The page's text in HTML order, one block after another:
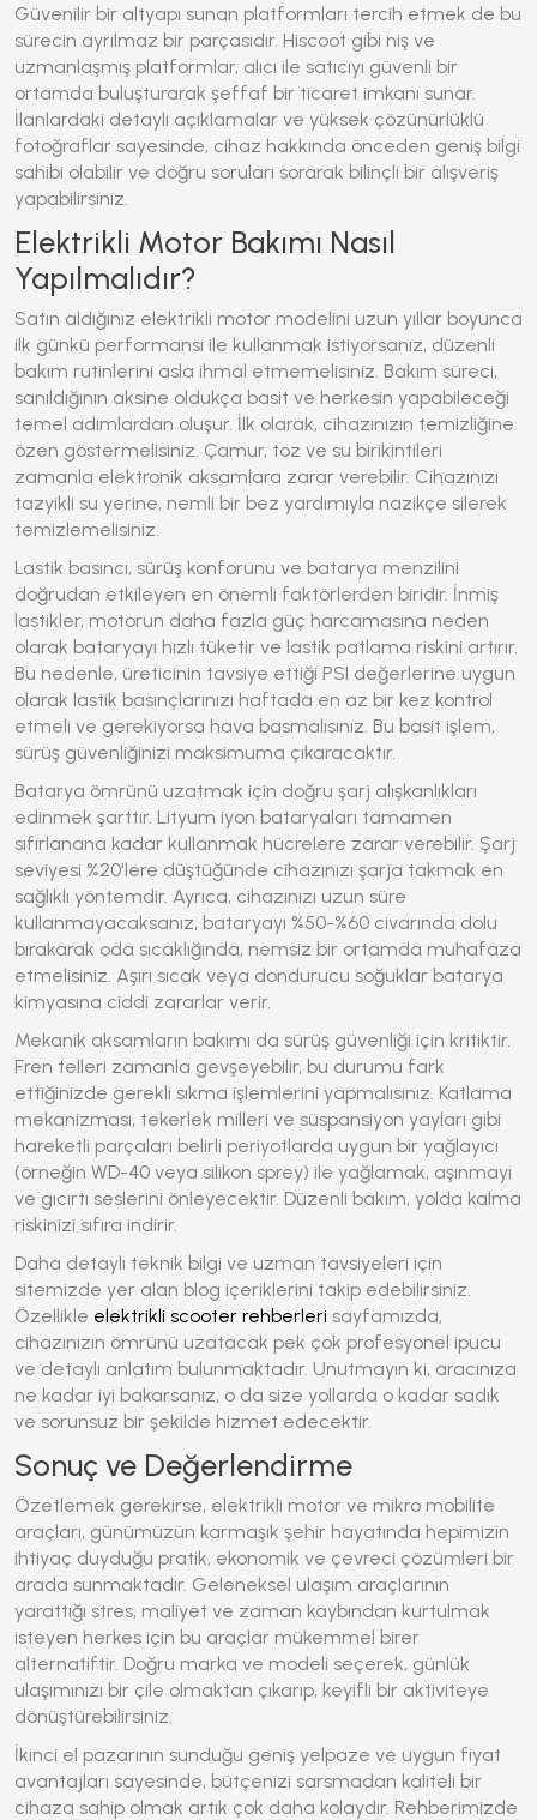
Güvenilir bir altyapı sunan platformları tercih etmek de bu
sürecin ayrılmaz bir parçasıdır. Hiscoot gibi niş ve
uzmanlaşmış platformlar, alıcı ile satıcıyı güvenli bir
ortamda buluşturarak şeffaf bir ticaret imkanı sunar.
İlanlardaki detaylı açıklamalar ve yüksek çözünürlüklü
fotoğraflar sayesinde, cihaz hakkında önceden geniş bilgi
sahibi olabilir ve doğru soruları sorarak bilinçli bir alışveriş
yapabilirsiniz.
Elektrikli Motor Bakımı Nasıl
Yapılmalıdır?
Satın aldığınız elektrikli motor modelini uzun yıllar boyunca
ilk günkü performansı ile kullanmak istiyorsanız, düzenli
bakım rutinlerini asla ihmal etmemelisiniz. Bakım süreci,
sanıldığının aksine oldukça basit ve herkesin yapabileceği
temel adımlardan oluşur. İlk olarak, cihazınızın temizliğine
özen göstermelisiniz. Çamur, toz ve su birikintileri
zamanla elektronik aksamlara zarar verebilir. Cihazınızı
tazyikli su yerine, nemli bir bez yardımıyla nazikçe silerek
temizlemelisiniz.
Lastik basıncı, sürüş konforunu ve batarya menzilini
doğrudan etkileyen en önemli faktörlerden biridir. İnmiş
lastikler, motorun daha fazla güç harcamasına neden
olarak bataryayı hızlı tüketir ve lastik patlama riskini artırır.
Bu nedenle, üreticinin tavsiye ettiği PSI değerlerine uygun
olarak lastik basınçlarınızı haftada en az bir kez kontrol
etmeli ve gerekiyorsa hava basmalısınız. Bu basit işlem,
sürüş güvenliğinizi maksimuma çıkaracaktır.
Batarya ömrünü uzatmak için doğru şarj alışkanlıkları
edinmek şarttır. Lityum iyon bataryaları tamamen
sıfırlanana kadar kullanmak hücrelere zarar verebilir. Şarj
seviyesi %20'lere düştüğünde cihazınızı şarja takmak en
sağlıklı yöntemdir. Ayrıca, cihazınızı uzun süre
kullanmayacaksanız, bataryayı %50-%60 civarında dolu
bırakarak oda sıcaklığında, nemsiz bir ortamda muhafaza
etmelisiniz. Aşırı sıcak veya dondurucu soğuklar batarya
kimyasına ciddi zararlar verir.
Mekanik aksamların bakımı da sürüş güvenliği için kritiktir.
Fren telleri zamanla gevşeyebilir, bu durumu fark
ettiğinizde gerekli sıkma işlemlerini yapmalısınız. Katlama
mekanizması, tekerlek milleri ve süspansiyon yayları gibi
hareketli parçaları belirli periyotlarda uygun bir yağlayıcı
(örneğin WD-40 veya silikon sprey) ile yağlamak, aşınmayı
ve gıcırtı seslerini önleyecektir. Düzenli bakım, yolda kalma
riskinizi sıfıra indirir.
Daha detaylı teknik bilgi ve uzman tavsiyeleri için
sitemizde yer alan blog içeriklerini takip edebilirsiniz.
Özellikle elektrikli scooter rehberleri sayfamızda,
cihazınızın ömrünü uzatacak pek çok profesyonel ipucu
ve detaylı anlatım bulunmaktadır. Unutmayın ki, aracınıza
ne kadar iyi bakarsanız, o da size yollarda o kadar sadık
ve sorunsuz bir şekilde hizmet edecektir.
Sonuç ve Değerlendirme
Özetlemek gerekirse, elektrikli motor ve mikro mobilite
araçları, günümüzün karmaşık şehir hayatında hepimizin
ihtiyaç duyduğu pratik, ekonomik ve çevreci çözümleri bir
arada sunmaktadır. Geleneksel ulaşım araçlarının
yarattığı stres, maliyet ve zaman kaybından kurtulmak
isteyen herkes için bu araçlar mükemmel birer
alternatiftir. Doğru marka ve modeli seçerek, günlük
ulaşımınızı bir çile olmaktan çıkarıp, keyifli bir aktiviteye
dönüştürebilirsiniz.
İkinci el pazarının sunduğu geniş yelpaze ve uygun fiyat
avantajları sayesinde, bütçenizi sarsmadan kaliteli bir
cihaza sahip olmak artık çok daha kolaydır. Rehberimizde